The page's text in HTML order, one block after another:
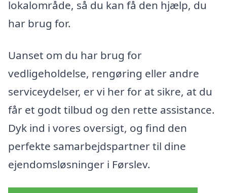
lokalområde, så du kan få den hjælp, du
har brug for.
Uanset om du har brug for
vedligeholdelse, rengøring eller andre
serviceydelser, er vi her for at sikre, at du
får et godt tilbud og den rette assistance.
Dyk ind i vores oversigt, og find den
perfekte samarbejdspartner til dine
ejendomsløsninger i Førslev.